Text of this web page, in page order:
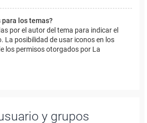
para los temas?
por el autor del tema para indicar el
La posibilidad de usar iconos en los
los permisos otorgados por La
y grupos